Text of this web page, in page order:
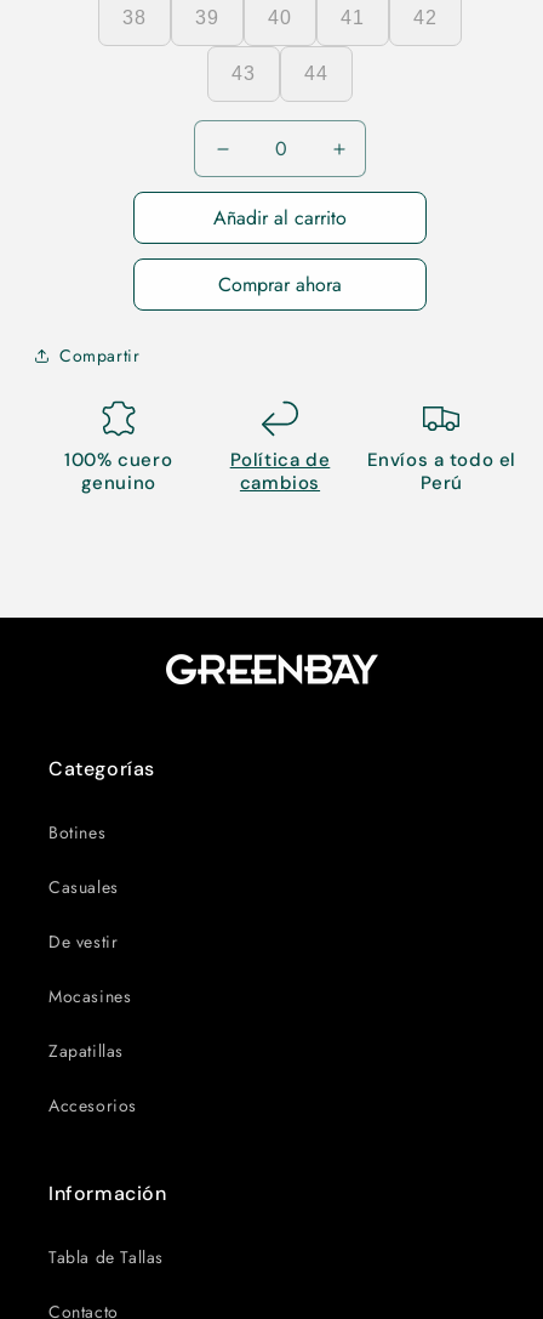
38 39 40 41 42
43 44
Reducir
cantidad
para
Aumentar
cantidad
para
Añadir al carrito
Comprar ahora
Compartir
100% cuero
genuino
Política de
cambios
Envíos a todo el
Perú
Categorías
Botines
Casuales
De vestir
Mocasines
Zapatillas
Accesorios
Información
Tabla de Tallas
Contacto